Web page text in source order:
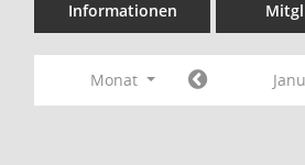
Informationen
Monat